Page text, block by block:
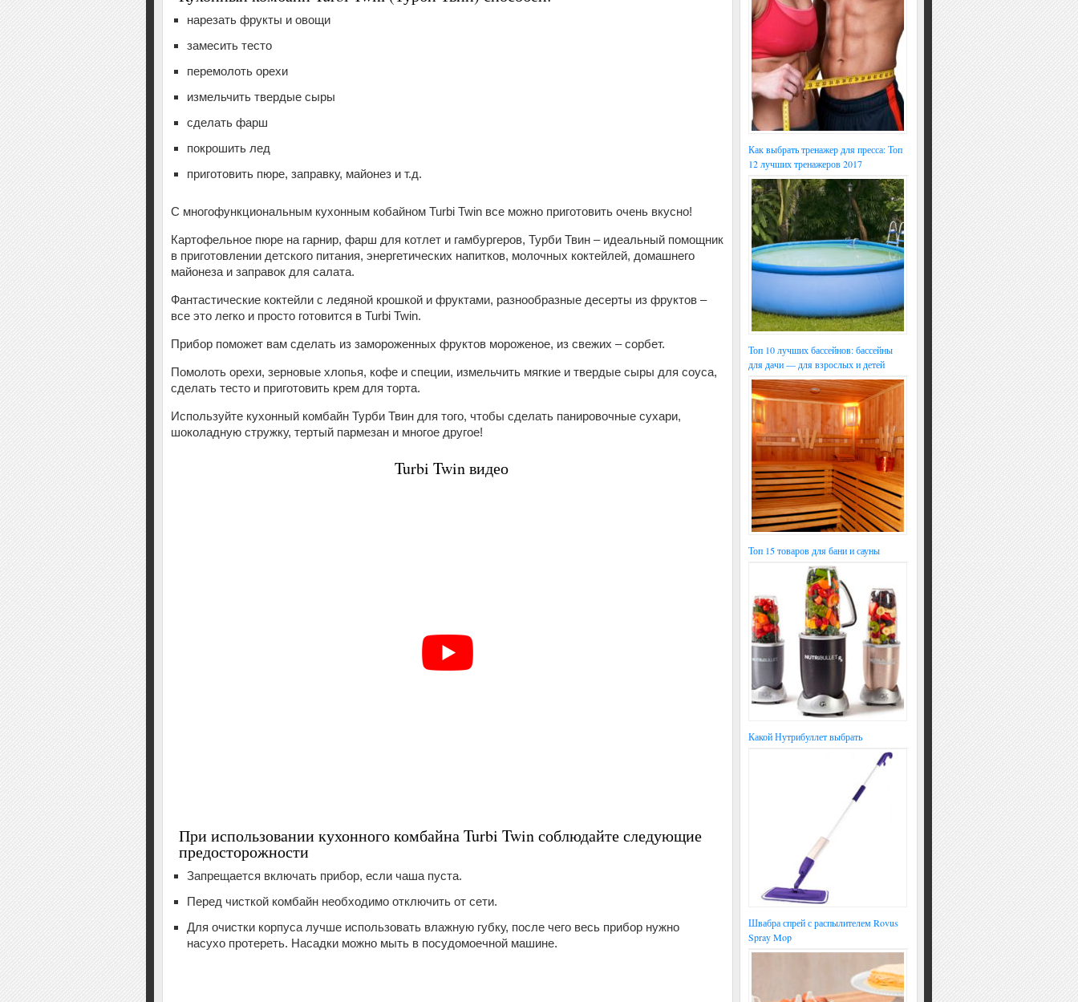
нарезать фрукты и овощи
замесить тесто
перемолоть орехи
измельчить твердые сыры
сделать фарш
покрошить лед
приготовить пюре, заправку, майонез и т.д.
С многофункциональным кухонным кобайном Turbi Twin все можно приготовить очень вкусно!
Картофельное пюре на гарнир, фарш для котлет и гамбургеров, Турби Твин – идеальный помощник
в приготовлении детского питания, энергетических напитков, молочных коктейлей, домашнего
майонеза и заправок для салата.
Фантастические коктейли с ледяной крошкой и фруктами, разнообразные десерты из фруктов –
все это легко и просто готовится в Turbi Twin.
Прибор поможет вам сделать из замороженных фруктов мороженое, из свежих – сорбет.
Помолоть орехи, зерновые хлопья, кофе и специи, измельчить мягкие и твердые сыры для соуса,
сделать тесто и приготовить крем для торта.
Используйте кухонный комбайн Турби Твин для того, чтобы сделать панировочные сухари,
шоколадную стружку, тертый пармезан и многое другое!
Turbi Twin видео
При использовании кухонного комбайна Turbi Twin соблюдайте следующие
предосторожности
Запрещается включать прибор, если чаша пуста.
Перед чисткой комбайн необходимо отключить от сети.
Для очистки корпуса лучше использовать влажную губку, после чего весь прибор нужно
насухо протереть. Насадки можно мыть в посудомоечной машине.
Как выбрать тренажер для пресса: Топ
12 лучших тренажеров 2017
Топ 10 лучших бассейнов: бассейны
для дачи — для взрослых и детей
Топ 15 товаров для бани и сауны
Какой Нутрибуллет выбрать
Швабра спрей с распылителем Rovus
Spray Mop